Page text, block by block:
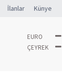
İlanlar Künye
EURO
ÇEYREK